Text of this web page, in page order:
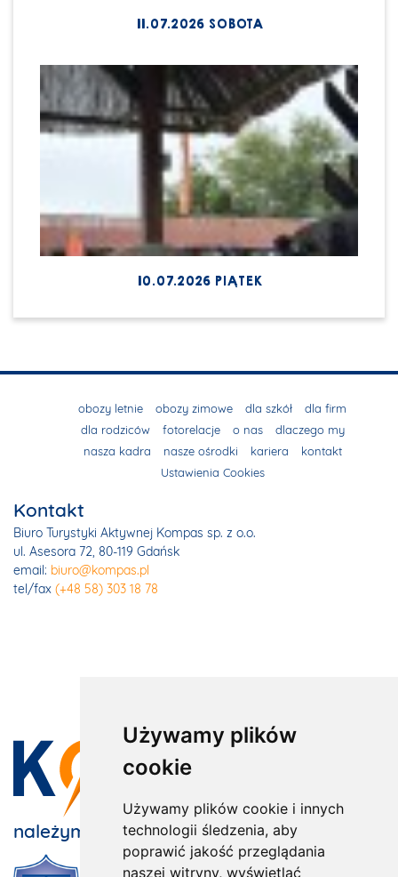
Używamy plików
cookie
Używamy plików cookie i innych
technologii śledzenia, aby
poprawić jakość przeglądania
naszej witryny, wyświetlać
11.07.2026 SOBOTA
10.07.2026 PIĄTEK
obozy letnie obozy zimowe dla szkół
dla firm
dla rodziców
fotorelacje o nas
dlaczego my
nasza kadra
nasze ośrodki kariera
kontakt
Ustawienia Cookies
Kontakt
Biuro Turystyki Aktywnej Kompas sp. z o.o.
ul. Asesora 72, 80-119 Gdańsk
email: biuro@kompas.pl
tel/fax (+48 58) 303 18 78
należymy do: